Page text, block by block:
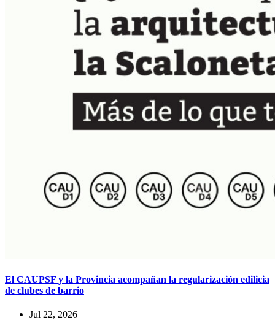
El CAUPSF y la Provincia acompañan la regularización edilicia
de clubes de barrio
Jul 22, 2026